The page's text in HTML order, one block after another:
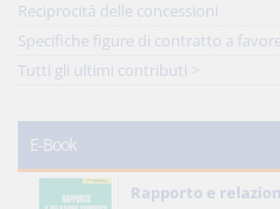
Reciprocità delle concessioni
Specifiche figure di contratto a
Tutti gli ultimi contributi >
E-Book
Rapporto e